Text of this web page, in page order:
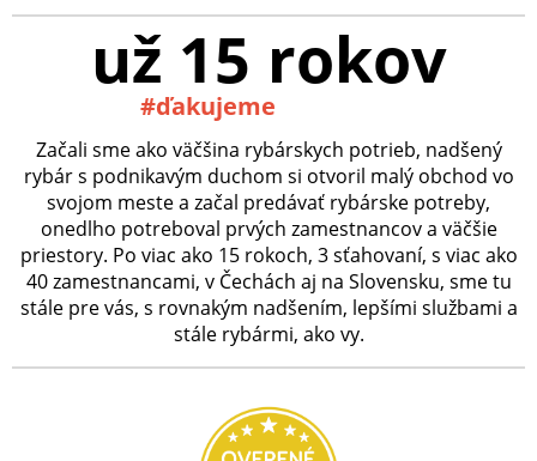
už 15 rokov
#ďakujeme
Začali sme ako väčšina rybárskych potrieb, nadšený
rybár s podnikavým duchom si otvoril malý obchod vo
svojom meste a začal predávať rybárske potreby,
onedlho potreboval prvých zamestnancov a väčšie
priestory. Po viac ako 15 rokoch, 3 sťahovaní, s viac ako
40 zamestnancami, v Čechách aj na Slovensku, sme tu
stále pre vás, s rovnakým nadšením, lepšími službami a
stále rybármi, ako vy.